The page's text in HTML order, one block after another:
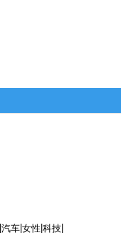
汽车 女性 科技